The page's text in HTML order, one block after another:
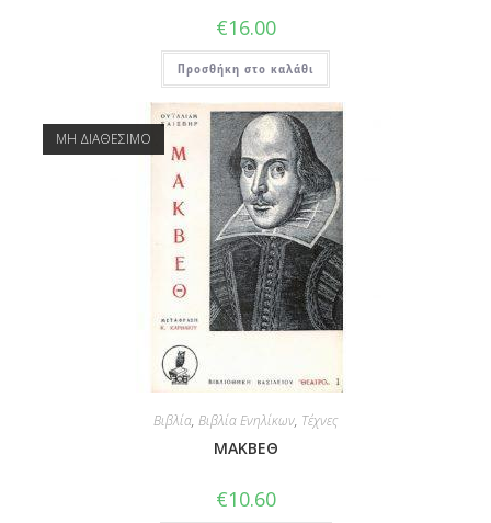
€16.00
Προσθήκη στο καλάθι
ΜΗ ΔΙΑΘΕΣΙΜΟ
Βιβλία, Βιβλία Ενηλίκων, Τέχνες
ΜΑΚΒΕΘ
€10.60